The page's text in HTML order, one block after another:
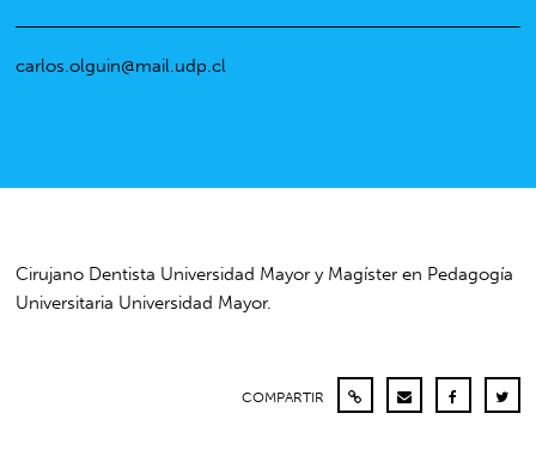
carlos.olguin@mail.udp.cl
Cirujano Dentista Universidad Mayor y Magíster en Pedagogía
Universitaria Universidad Mayor.
COMPARTIR